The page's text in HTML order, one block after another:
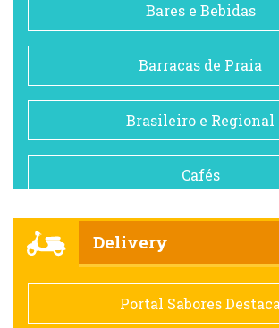
Bares e Bebidas
Barracas de Praia
Brasileiro e Regional
Cafés
Comida saudável
Delivery
Portal Sabores Destaca